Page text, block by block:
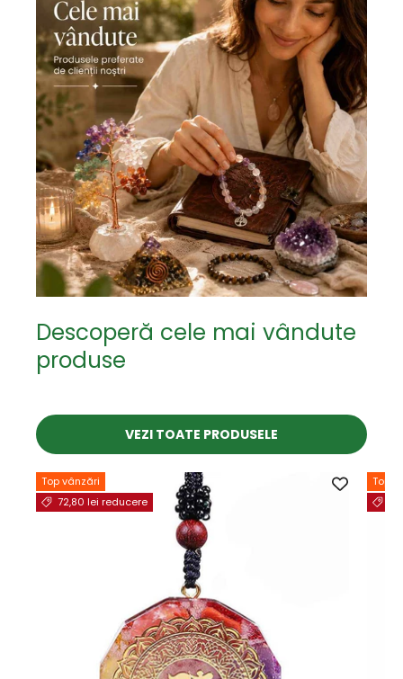
Descoperă cele mai vândute
produse
VEZI TOATE PRODUSELE
Top vânzări
72,80 lei reducere
Top